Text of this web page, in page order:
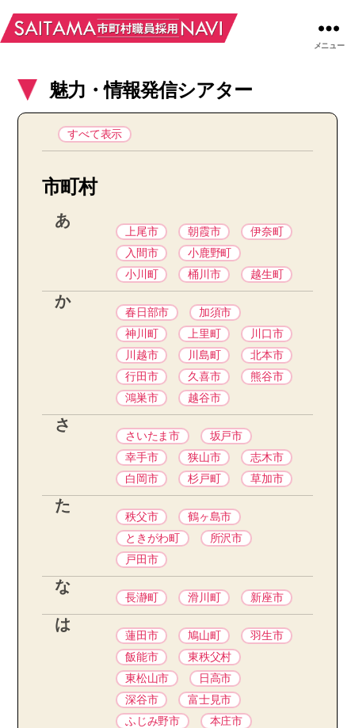
メニュー
魅力・情報発信シアター
すべて表示
市町村
あ
上尾市 朝霞市
伊奈町
入間市
小鹿野町
小川町
桶川市 越生町
か
春日部市
加須市
神川町
上里町
川口市
川越市
川島町
北本市
行田市
久喜市
熊谷市
鴻巣市
越谷市
さ
さいたま市
坂戸市
幸手市
狭山市
志木市
白岡市
杉戸町 草加市
た
秩父市
鶴ヶ島市
ときがわ町
所沢市
戸田市
な
長瀞町 滑川町 新座市
は
蓮田市 鳩山町
羽生市
飯能市
東秩父村
東松山市
日高市
深谷市
富士見市
ふじみ野市
本庄市